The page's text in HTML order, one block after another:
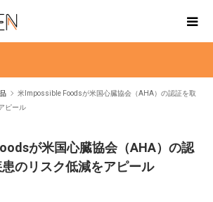
米Impossible Foodsが米国心臓協会（AHA）の認証を取
ピール
が米国心臓協会（AHA）の認
のリスク低減をアピール